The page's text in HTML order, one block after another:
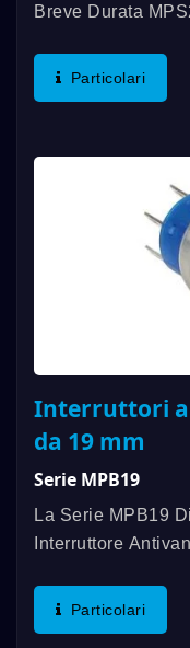
Breve Durata
1.000.000 Di Cicli
200.000 Cicli....
Particolari
Interruttori a
da 19 mm
Serie MPB19
La Serie MPB19
Interruttore
3A/28VDC. Altre
Valutazione Di
Particolari